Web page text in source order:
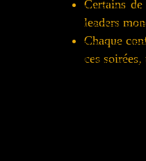
Certains
leaders
Chaque
ces
musique
Certains
tous les
Chaque